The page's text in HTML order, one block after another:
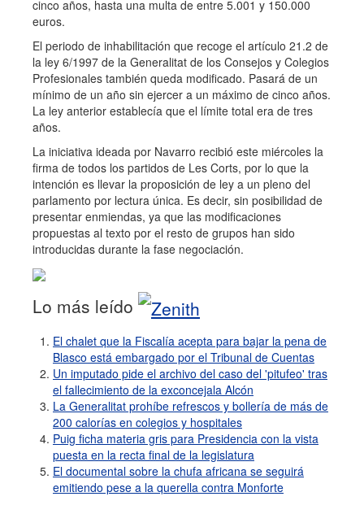
cinco años, hasta una multa de entre 5.001 y 150.000
euros.
El periodo de inhabilitación que recoge el artículo 21.2 de
la ley 6/1997 de la Generalitat de los Consejos y Colegios
Profesionales también queda modificado. Pasará de un
mínimo de un año sin ejercer a un máximo de cinco años.
La ley anterior establecía que el límite total era de tres
años.
La iniciativa ideada por Navarro recibió este miércoles la
firma de todos los partidos de Les Corts, por lo que la
intención es llevar la proposición de ley a un pleno del
parlamento por lectura única. Es decir, sin posibilidad de
presentar enmiendas, ya que las modificaciones
propuestas al texto por el resto de grupos han sido
introducidas durante la fase negociación.
Lo más leído
El chalet que la Fiscalía acepta para bajar la pena de
Blasco está embargado por el Tribunal de Cuentas
Un imputado pide el archivo del caso del 'pitufeo' tras
el fallecimiento de la exconcejala Alcón
La Generalitat prohíbe refrescos y bollería de más de
200 calorías en colegios y hospitales
Puig ficha materia gris para Presidencia con la vista
puesta en la recta final de la legislatura
El documental sobre la chufa africana se seguirá
emitiendo pese a la querella contra Monforte